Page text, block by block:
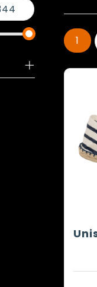
1